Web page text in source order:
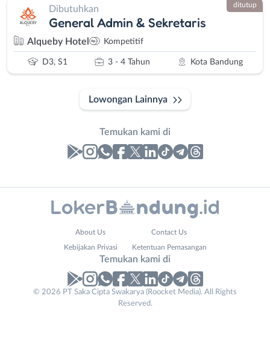
Dibutuhkan
General Admin & Sekretaris
Alqueby Hotel Kompetitif
D3, S1 3 - 4 Tahun Kota Bandung
ditutup
Lowongan Lainnya
Temukan kami di
Lowongan
No. Telp /
About Us Contact Us
Kebijakan Privasi Ketentuan Pemasangan
Temukan kami di
© 2026 PT Saka Cipta Swakarya (Roocket Media). All Rights
Reserved.